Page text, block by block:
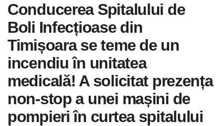
Conducerea Spitalului de
Boli Infecțioase din
Timișoara se teme de un
incendiu în unitatea
medicală! A solicitat prezența
non-stop a unei mașini de
pompieri în curtea spitalului